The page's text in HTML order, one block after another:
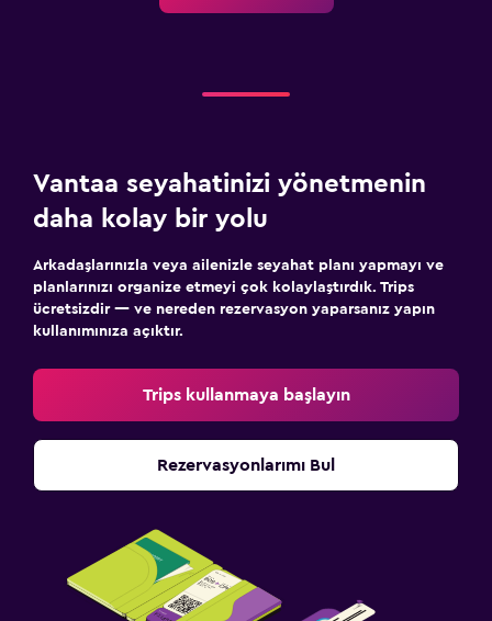
Vantaa seyahatinizi yönetmenin
daha kolay bir yolu
Arkadaşlarınızla veya ailenizle seyahat planı yapmayı ve
planlarınızı organize etmeyi çok kolaylaştırdık. Trips
ücretsizdir — ve nereden rezervasyon yaparsanız yapın
kullanımınıza açıktır.
Trips kullanmaya başlayın
Rezervasyonlarımı Bul